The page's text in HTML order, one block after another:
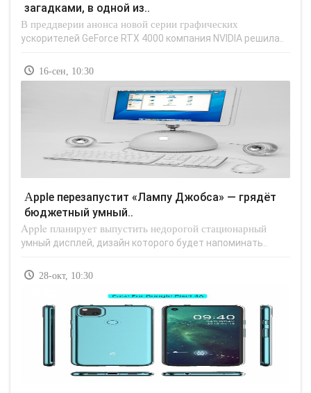
загадками, в одной из..
В преддверии анонса новой серии графических
ускорителей GeForce RTX 4000 компания NVIDIA решила..
16-сен, 10:30
Apple перезапустит «Лампу Джобса» — грядёт
бюджетный умный..
Apple планирует выпустить недорогой стационарный
умный дисплей, дизайн которого будет напоминать..
28-окт, 10:30